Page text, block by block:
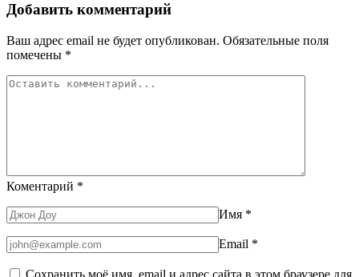
Добавить комментарий
Ваш адрес email не будет опубликован. Обязательные поля
помечены *
Коментарий *
Имя *
Email *